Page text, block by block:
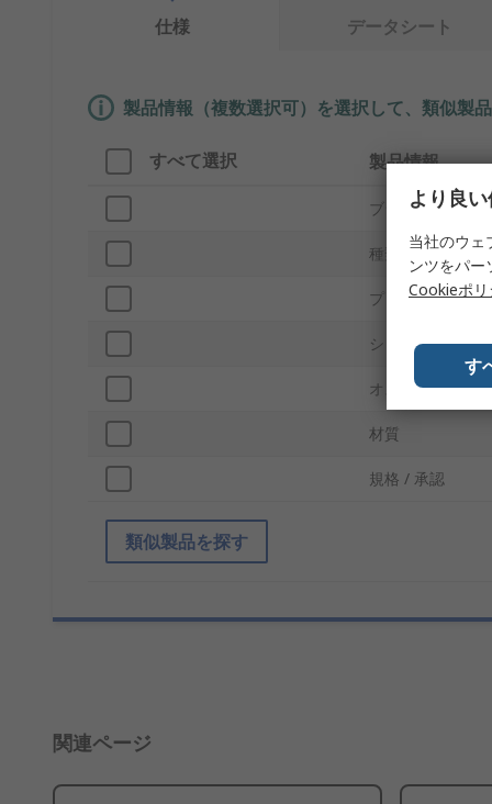
仕様 データシート
製品情報（複数選択可）を選択して、類似製品
すべて選択 製品情報
ブランド
種類
プロダクトタイプ
シリーズ
オス/メス
材質
規格 / 承認
類似製品を探す
関連ページ
より良
当社のウェ
ンツをパー
Cookieポリ
す